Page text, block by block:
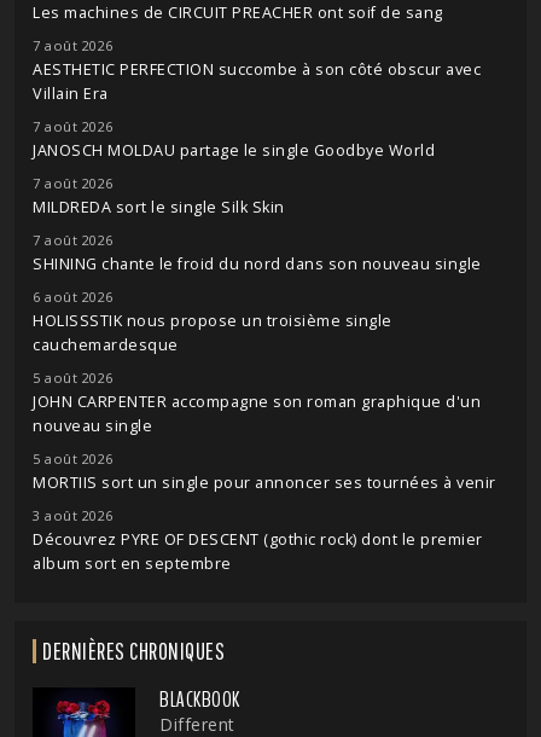
Les machines de CIRCUIT PREACHER ont soif de sang
7 août 2026
AESTHETIC PERFECTION succombe à son côté obscur avec
Villain Era
7 août 2026
JANOSCH MOLDAU partage le single Goodbye World
7 août 2026
MILDREDA sort le single Silk Skin
7 août 2026
SHINING chante le froid du nord dans son nouveau single
6 août 2026
HOLISSSTIK nous propose un troisième single
cauchemardesque
5 août 2026
JOHN CARPENTER accompagne son roman graphique d'un
nouveau single
5 août 2026
MORTIIS sort un single pour annoncer ses tournées à venir
3 août 2026
Découvrez PYRE OF DESCENT (gothic rock) dont le premier
album sort en septembre
DERNIÈRES CHRONIQUES
BLACKBOOK
Different